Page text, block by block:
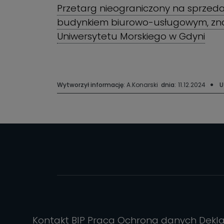
Przetarg nieograniczony na
budynkiem biurowo-usługowym,
Uniwersytetu Morskiego w Gdyni
Wytworzył informację: A.Konarski dnia: 11.12.2024
Kontakt BIP Praca Ochrona danych